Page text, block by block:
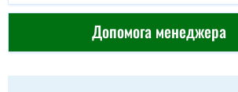
Допомога менеджера